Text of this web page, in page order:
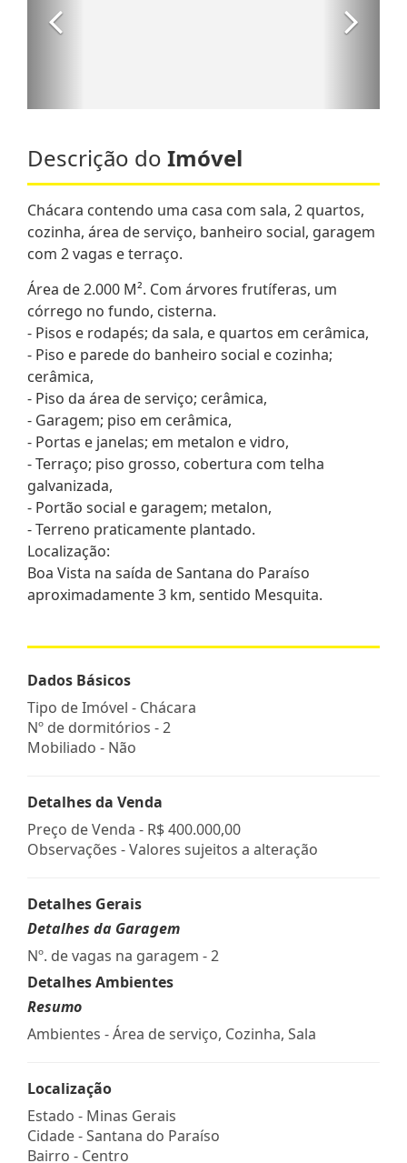
Descrição do Imóvel
Chácara contendo uma casa com sala, 2 quartos,
cozinha, área de serviço, banheiro social, garagem
com 2 vagas e terraço.
Área de 2.000 M². Com árvores frutíferas, um
córrego no fundo, cisterna.
- Pisos e rodapés; da sala, e quartos em cerâmica,
- Piso e parede do banheiro social e cozinha;
cerâmica,
- Piso da área de serviço; cerâmica,
- Garagem; piso em cerâmica,
- Portas e janelas; em metalon e vidro,
- Terraço; piso grosso, cobertura com telha
galvanizada,
- Portão social e garagem; metalon,
- Terreno praticamente plantado.
Localização:
Boa Vista na saída de Santana do Paraíso
aproximadamente 3 km, sentido Mesquita.
Dados Básicos
Tipo de Imóvel - Chácara
Nº de dormitórios - 2
Mobiliado - Não
Detalhes da Venda
Preço de Venda - R$ 400.000,00
Observações - Valores sujeitos a alteração
Detalhes Gerais
Detalhes da Garagem
Nº. de vagas na garagem - 2
Detalhes Ambientes
Resumo
Ambientes - Área de serviço, Cozinha, Sala
Localização
Estado - Minas Gerais
Cidade -Santana do Paraíso
Bairro - Centro